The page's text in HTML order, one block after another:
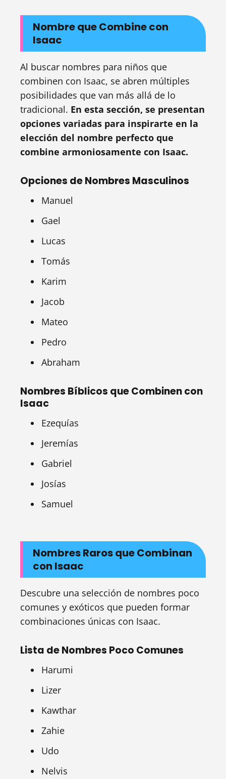
Nombre que Combine con
Isaac
Al buscar nombres para niños que
combinen con Isaac, se abren múltiples
posibilidades que van más allá de lo
tradicional. En esta sección, se presentan
opciones variadas para inspirarte en la
elección del nombre perfecto que
combine armoniosamente con Isaac.
Opciones de Nombres Masculinos
Manuel
Gael
Lucas
Tomás
Karim
Jacob
Mateo
Pedro
Abraham
Nombres Bíblicos que Combinen con
Isaac
Ezequías
Jeremías
Gabriel
Josías
Samuel
Nombres Raros que Combinan
con Isaac
Descubre una selección de nombres poco
comunes y exóticos que pueden formar
combinaciones únicas con Isaac.
Lista de Nombres Poco Comunes
Harumi
Lizer
Kawthar
Zahie
Udo
Nelvis